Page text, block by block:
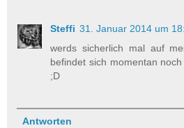
Steffi 31. Januar 2014 um
werds sicherlich mal auf
befindet sich momentan
;D
Antworten